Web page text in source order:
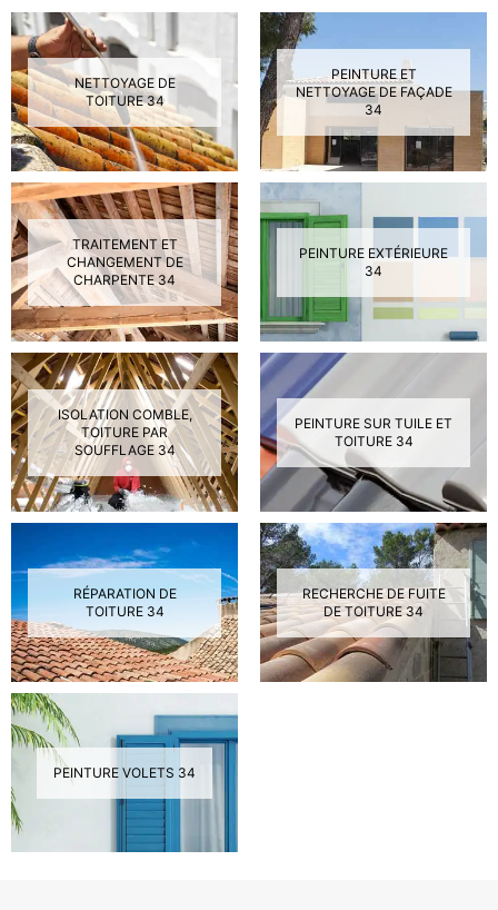
NETTOYAGE DE
TOITURE 34
PEINTURE ET
NETTOYAGE DE FAÇADE
34
TRAITEMENT ET
CHANGEMENT DE
CHARPENTE 34
PEINTURE EXTÉRIEURE
34
ISOLATION COMBLE,
TOITURE PAR
SOUFFLAGE 34
PEINTURE SUR TUILE ET
TOITURE 34
RÉPARATION DE
TOITURE 34
RECHERCHE DE FUITE
DE TOITURE 34
PEINTURE VOLETS 34